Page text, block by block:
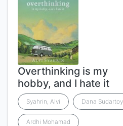
Overthinking is my
hobby, and I hate it
Syahrin, Alvi Dana
Ardhi Mohamad